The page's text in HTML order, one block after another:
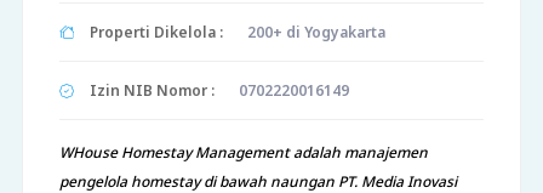
Properti Dikelola : 200+ di Yogyakarta
Izin NIB Nomor : 0702220016149
WHouse Homestay Management adalah manajemen
pengelola homestay di bawah naungan PT. Media Inovasi